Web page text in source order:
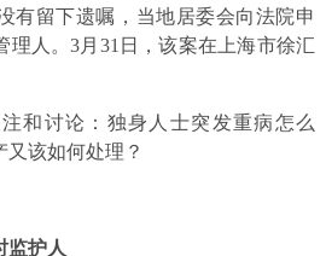
有留下遗嘱，当地居委会向法院申
理人。3月31日，该案在上海市徐汇
和讨论：独身人士突发重病怎么
该如何处理？
监护人